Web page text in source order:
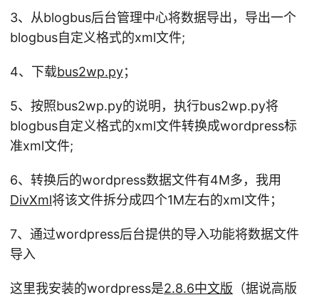
3、从blogbus后台管理中心将数据导出，导出一个
blogbus自定义格式的xml文件;
4、下载bus2wp.py；
5、按照bus2wp.py的说明，执行bus2wp.py将
blogbus自定义格式的xml文件转换成wordpress标
准xml文件;
6、转换后的wordpress数据文件有4M多，我用
DivXml将该文件拆分成四个1M左右的xml文件；
7、通过wordpress后台提供的导入功能将数据文件
导入
这里我安装的wordpress是2.8.6中文版 （据说高版